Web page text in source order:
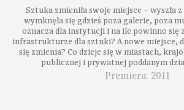
Sztuka zmieniła swoje miejsce – wyszła
wymknęła się gdzieś poza galerie, poza
oznacza dla instytucji i na ile powinno się
infrastrukturze dla sztuki? A nowe miejsce,
się zmienia? Co dzieje się w miastach,
publicznej i prywatnej poddanym
Premiera: 2011